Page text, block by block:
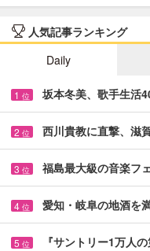
人気記事ランキング
Daily
1 位 坂本冬美、歌手生活
2 位 西川貴教に直撃、滋
3 位 福島最大級の音楽フ
4 位 愛知・岐阜の地酒を
5 位 『サントリー1万人